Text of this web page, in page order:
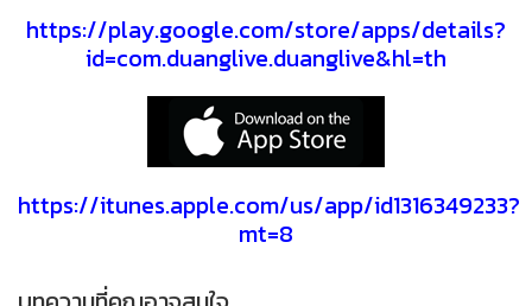
https://play.google.com/store/apps/details?
id=com.duanglive.duanglive&hl=th
https://itunes.apple.com/us/app/id1316349233?
mt=8